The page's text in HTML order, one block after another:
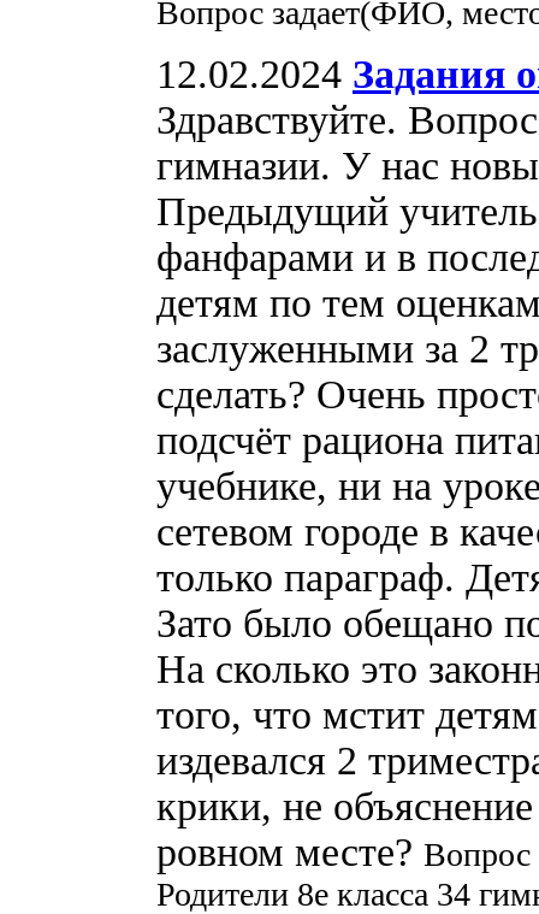
Вопрос задает(ФИО,
12.02.2024 Задания
Здравствуйте.
гимназии. У нас
Предыдущий
фанфарами и в
детям по тем
заслуженными за 2
сделать? Очень
подсчёт рациона
учебнике, ни на
сетевом городе в
только параграф.
Зато было обещано
На сколько это
того, что мстит
издевался 2
крики, не
ровном месте? Вопрос
Родители 8е класса 34